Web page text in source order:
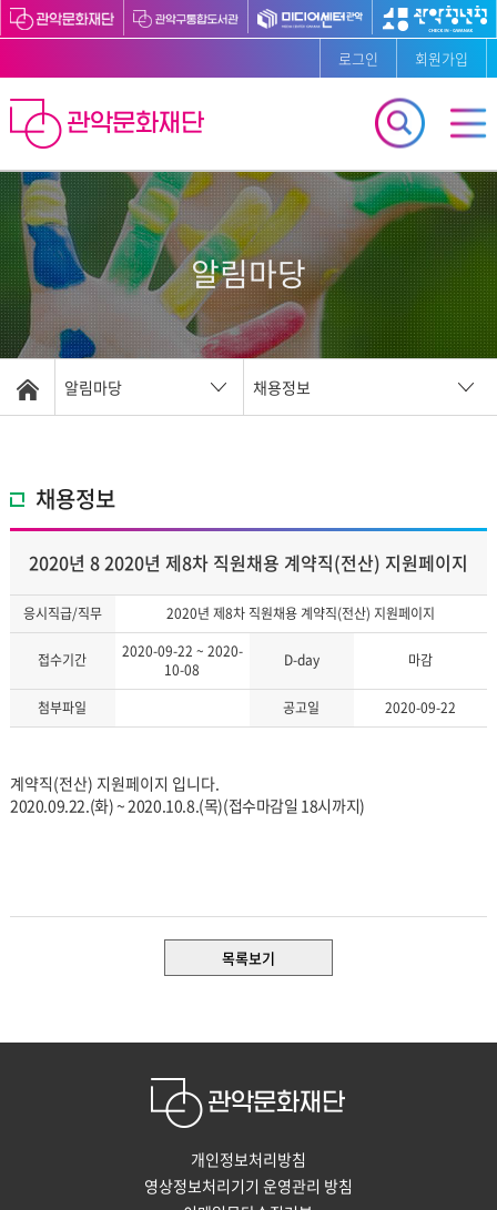
로그인 회원가입
알림마당
알림마당 채용정보
채용정보
2020년 8 2020년 제8차 직원채용 계약직(전산) 지원페이지
응시직급/직무 2020년 제8차 직원채용 계약직(전산) 지원페이지
접수기간
2020-09-22 ~ 2020-
10-08
D-day 마감
첨부파일 공고일 2020-09-22
계약직(전산) 지원페이지 입니다.
2020.09.22.(화) ~ 2020.10.8.(목)(접수마감일 18시까지)
목록보기
개인정보처리방침
영상정보처리기기 운영관리 방침